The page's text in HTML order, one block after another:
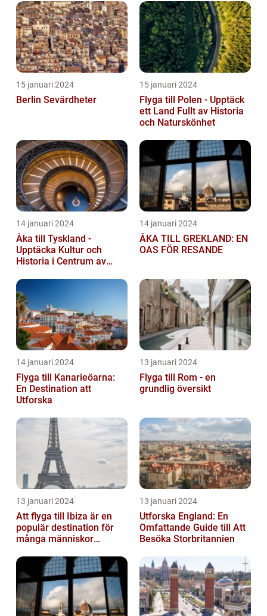
15 januari 2024
Berlin Sevärdheter
15 januari 2024
Flyga till Polen - Upptäck
ett Land Fullt av Historia
och Naturskönhet
14 januari 2024
Åka till Tyskland -
Upptäcka Kultur och
Historia i Centrum av
14 januari 2024
ÅKA TILL GREKLAND: EN
OAS FÖR RESANDE
14 januari 2024
Flyga till Kanarieöarna:
En Destination att
Utforska
13 januari 2024
Flyga till Rom - en
grundlig översikt
13 januari 2024
Att flyga till Ibiza är en
populär destination för
många människor
13 januari 2024
Utforska England: En
Omfattande Guide till Att
Besöka Storbritannien